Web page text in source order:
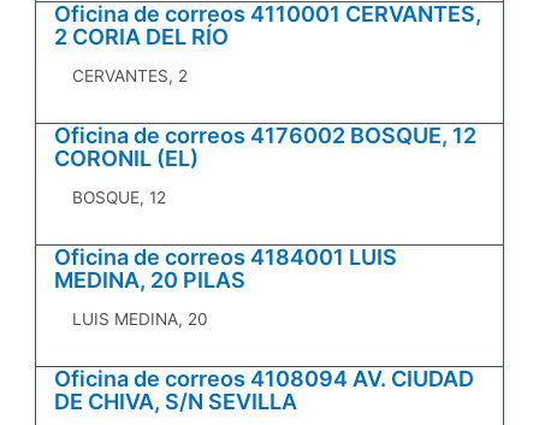
Oficina de correos 4110001 CERVANTES,
2 CORIA DEL RÍO
CERVANTES, 2
Oficina de correos 4176002 BOSQUE, 12
CORONIL (EL)
BOSQUE, 12
Oficina de correos 4184001 LUIS
MEDINA, 20 PILAS
LUIS MEDINA, 20
Oficina de correos 4108094 AV. CIUDAD
DE CHIVA, S/N SEVILLA